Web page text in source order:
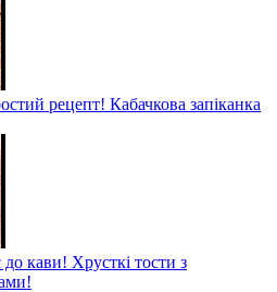
рецепт! Кабачкова запіканка
кави! Хрусткі тости з